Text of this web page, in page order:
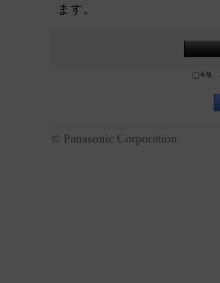
ます。
今後、
© Panasonic Corporation